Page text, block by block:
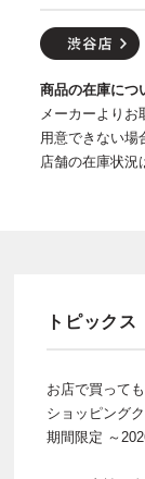
商品の在庫につ
メーカーよりお
用意できない場
店舗の在庫状況
トピックス
お店で買って
ショッピング
期間限定 ～